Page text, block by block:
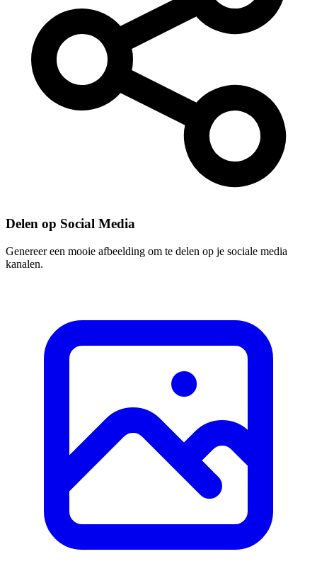
Delen op Social Media
Genereer een mooie afbeelding om te delen op je sociale media
kanalen.